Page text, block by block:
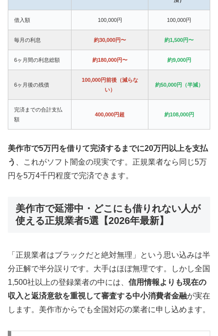
借入額 100,000円 100,000円
毎月の利息 約30,000円〜 約1,500円〜
6ヶ月間の利息総額 約180,000円〜 約9,000円
6ヶ月後の残債
100,000円前後（減らな
い）
約50,000円（半減）
完済までの合計支払
額
400,000円超 約108,000円
美作市で5万円を借りて完済するまでに20万円以上を支払
う
、これがソフト闇金の現実です。正規業者なら同じ5万
円を5万4千円程度で完済できます。
美作市で延滞中・どこにも借りれない人が
使える正規業者5選【2026年最新】
「正規業者はブラックだと絶対無理」という思い込みは半
分正解で半分誤りです。大手はほぼ無理です。しかし全国
1,500社以上の登録業者の中には、 信用情報よりも現在の
収入と返済意欲を重視して審査する中小消費者金融が実在
します。美作市からでも全国対応の業者に申し込めます。